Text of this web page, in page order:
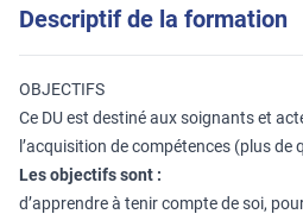
Descriptif de la formation
OBJECTIFS
Ce DU est destiné aux soignants et
l’acquisition de compétences (plus de
Les objectifs sont :
d’apprendre à tenir compte de soi,